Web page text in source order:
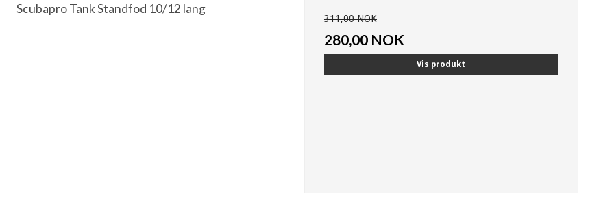
Scubapro Tank Standfod 10/12 lang
311,00 NOK
280,00 NOK
Vis produkt